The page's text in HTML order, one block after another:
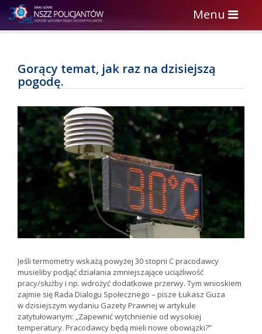
Toggle
navigation
Menu
Gorący temat, jak raz na dzisiejszą
pogodę.
Jeśli termometry wskażą powyżej 30 stopni C pracodawcy
musieliby podjąć działania zmniejszające uciążliwość
pracy/służby i np. wdrożyć dodatkowe przerwy. Tym wnioskiem
zajmie się Rada Dialogu Społecznego – pisze Łukasz Guza
w dzisiejszym wydaniu Gazety Prawnej w artykule
zatytułowanym: „Zapewnić wytchnienie od wysokiej
temperatury. Pracodawcy będą mieli nowe obowiązki?”